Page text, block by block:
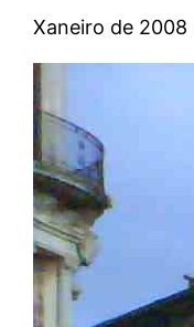
Xaneiro de 2008